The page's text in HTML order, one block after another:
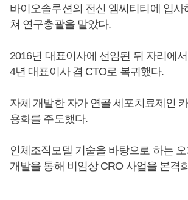
바이오솔루션의 전신 엠씨티티에 입사
쳐 연구총괄을 맡았다.
2016년 대표이사에 선임된 뒤 자리에
4년 대표이사 겸 CTO로 복귀했다.
자체 개발한 자가 연골 세포치료제인
용화를 주도했다.
인체조직모델 기술을 바탕으로 하는
개발을 통해 비임상 CRO 사업을 본격